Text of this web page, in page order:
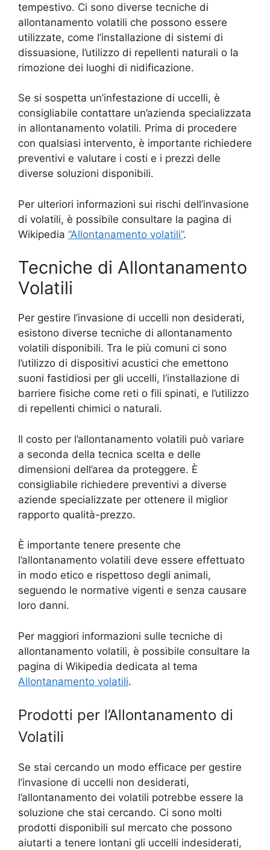
tempestivo. Ci sono diverse tecniche di
allontanamento volatili che possono essere
utilizzate, come l’installazione di sistemi di
dissuasione, l’utilizzo di repellenti naturali o la
rimozione dei luoghi di nidificazione.
Se si sospetta un’infestazione di uccelli, è
consigliabile contattare un’azienda specializzata
in allontanamento volatili. Prima di procedere
con qualsiasi intervento, è importante richiedere
preventivi e valutare i costi e i prezzi delle
diverse soluzioni disponibili.
Per ulteriori informazioni sui rischi dell’invasione
di volatili, è possibile consultare la pagina di
Wikipedia “Allontanamento volatili”.
Tecniche di Allontanamento
Volatili
Per gestire l’invasione di uccelli non desiderati,
esistono diverse tecniche di allontanamento
volatili disponibili. Tra le più comuni ci sono
l’utilizzo di dispositivi acustici che emettono
suoni fastidiosi per gli uccelli, l’installazione di
barriere fisiche come reti o fili spinati, e l’utilizzo
di repellenti chimici o naturali.
Il costo per l’allontanamento volatili può variare
a seconda della tecnica scelta e delle
dimensioni dell’area da proteggere. È
consigliabile richiedere preventivi a diverse
aziende specializzate per ottenere il miglior
rapporto qualità-prezzo.
È importante tenere presente che
l’allontanamento volatili deve essere effettuato
in modo etico e rispettoso degli animali,
seguendo le normative vigenti e senza causare
loro danni.
Per maggiori informazioni sulle tecniche di
allontanamento volatili, è possibile consultare la
pagina di Wikipedia dedicata al tema
Allontanamento volatili.
Prodotti per l’Allontanamento di
Volatili
Se stai cercando un modo efficace per gestire
l’invasione di uccelli non desiderati,
l’allontanamento dei volatili potrebbe essere la
soluzione che stai cercando. Ci sono molti
prodotti disponibili sul mercato che possono
aiutarti a tenere lontani gli uccelli indesiderati,